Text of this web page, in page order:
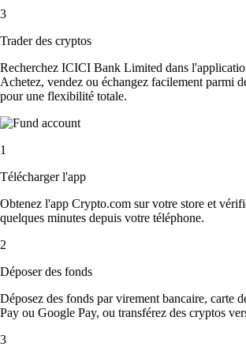
3
Trader des cryptos
Recherchez ICICI Bank Limited dans
Achetez, vendez ou échangez facilement parmi
pour une flexibilité totale.
1
Télécharger l'app
Obtenez l'app Crypto.com sur votre store et
quelques minutes depuis votre téléphone.
2
Déposer des fonds
Déposez des fonds par virement bancaire, carte
Pay ou Google Pay, ou transférez des cryptos
3